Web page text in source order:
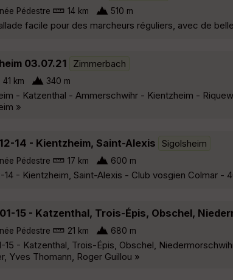
Pédestre 14 km 510 m
facile pour des marcheurs réguliers, avec de
03.07.21 Zimmerbach
41 km 340 m
- Katzenthal - Ammerschwihr - Kientzheim -
»
14 - Kientzheim, Saint-Alexis Sigolsheim
Pédestre 17 km 600 m
14 - Kientzheim, Saint-Alexis - Club vosgien Colmar
15 - Katzenthal, Trois-Épis, Obschel,
Pédestre 21 km 680 m
15 - Katzenthal, Trois-Épis, Obschel,
Yves Thomann, Roger Guillou »